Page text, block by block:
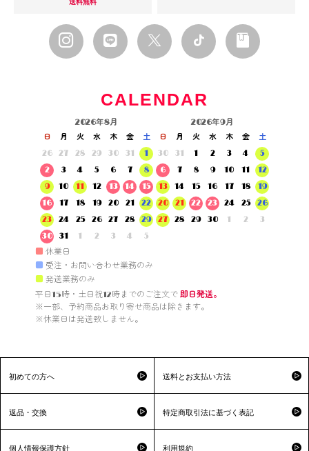
送料無料
CALENDAR
2026年8月
日 月 火 水 木 金
土
26
27 28 29 30 31
1
2
3 4 5 6 7
8
9
10 11 12 13 14
15
16
17 18 19 20 21
22
23
24 25 26 27 28
29
30
31 1 2 3 4 5
2026年9月
日 月 火 水 木 金
土
30
31 1 2 3 4
5
6
7 8 9 10 11
12
13
14 15 16 17 18
19
20
21 22 23 24 25
26
27
28 29 30 1 2 3
■ 休業日
■ 受注・お問い合わせ業務のみ
■ 発送業務のみ
平日15時・土日祝12時までのご注文で 即日発送。
※一部、予約商品お取り寄せ商品は除きます。
※休業日は発送致しません。
初めての方へ 送料とお支払い方法
返品・交換 特定商取引法に基づく表記
個人情報保護方針 利用規約